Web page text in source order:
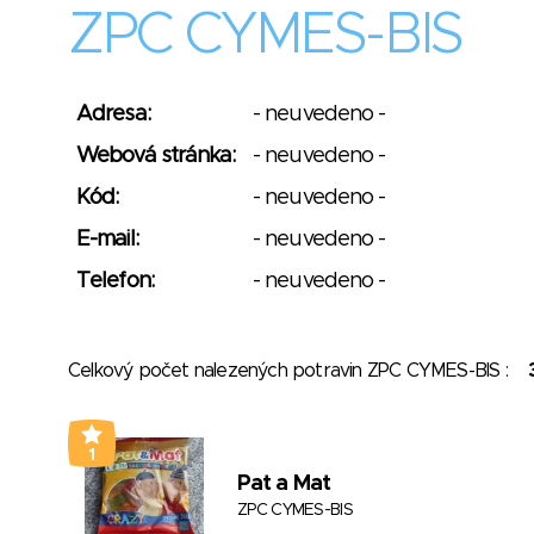
ZPC CYMES-BIS
Adresa:
- neuvedeno -
Webová stránka:
- neuvedeno -
Kód:
- neuvedeno -
E-mail:
- neuvedeno -
Telefon:
- neuvedeno -
Celkový počet nalezených potravin ZPC CYMES-BIS :
1
Pat a Mat
ZPC CYMES-BIS